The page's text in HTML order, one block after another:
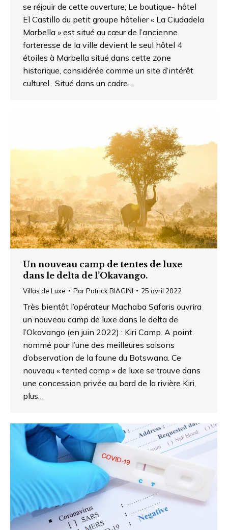
se réjouir de cette ouverture; Le boutique- hôtel
El Castillo du petit groupe hôtelier « La Ciudadela
Marbella » est situé au cœur de l’ancienne
forteresse de la ville devient le seul hôtel 4
étoiles à Marbella situé dans cette zone
historique, considérée comme un site d’intérêt
culturel. Situé dans un cadre…
Un nouveau camp de tentes de luxe
dans le delta de l’Okavango.
Villas de Luxe ParPatrick BIAGINI 25 avril 2022
Très bientôt l’opérateur Machaba Safaris ouvrira
un nouveau camp de luxe dans le delta de
l’Okavango (en juin 2022) : Kiri Camp. A point
nommé pour l’une des meilleures saisons
d’observation de la faune du Botswana. Ce
nouveau « tented camp » de luxe se trouve dans
une concession privée au bord de la rivière Kiri,
plus…